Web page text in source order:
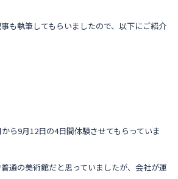
も執筆してもらいましたので、以下にご紹介
ら9月12日の4日間体験させてもらっていま
通の美術館だと思っていましたが、会社が運